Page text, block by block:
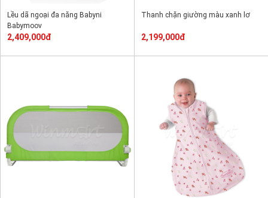
Lều dã ngoại đa năng Babyni
Babymoov
2,409,000đ
Thanh chặn giường màu xanh lơ
2,199,000đ